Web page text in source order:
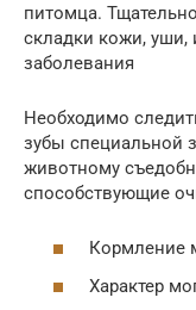
питомца.
складки кожи, уши,
заболевания
Необходимо
зубы специальной
животному
способствующие
Кормление
Характер